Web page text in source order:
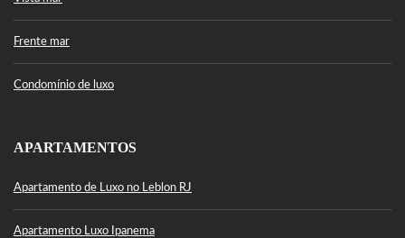
Frente mar
Condomínio de luxo
APARTAMENTOS
Apartamento de Luxo no Leblon RJ
Apartamento Luxo Ipanema